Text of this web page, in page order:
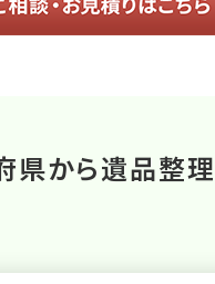
県から遺品整